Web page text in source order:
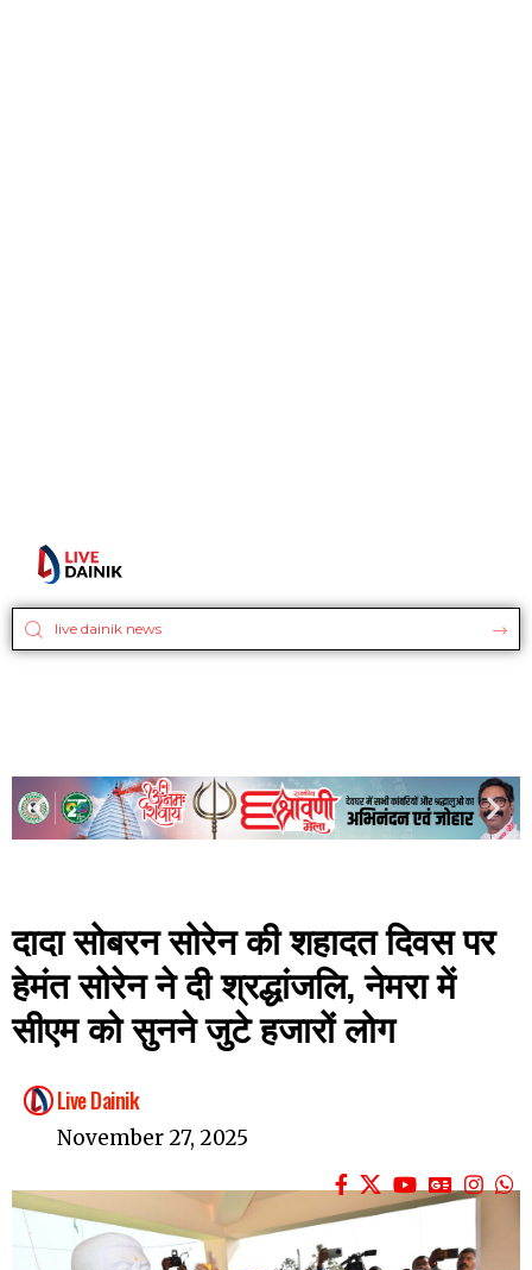
दादा सोबरन सोरेन की शहादत दिवस पर
हेमंत सोरेन ने दी श्रद्धांजलि, नेमरा में
सीएम को सुनने जुटे हजारों लोग
Live Dainik
November 27, 2025